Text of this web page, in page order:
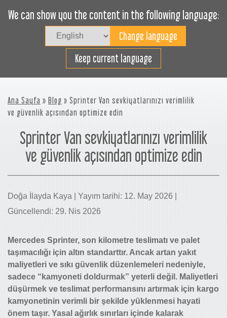
We can show you the content in the following language:
Keep current language
Verimli bir şekilde yükleyin
Ana Sayfa » Blog » Sprinter Van sevkiyatlarınızı verimlilik
ve güvenlik açısından optimize edin
Sprinter Van sevkiyatlarınızı verimlilik
ve güvenlik açısından optimize edin
Doğa İlayda Kaya | Yayım tarihi: 12. May 2026 |
Güncellendi: 29. Nis 2026
Mercedes Sprinter, son kilometre teslimatı ve palet
taşımacılığı için altın standarttır. Ancak artan yakıt
maliyetleri ve sıkı güvenlik düzenlemeleri nedeniyle,
sadece “kamyoneti doldurmak” yeterli değil. Maliyetleri
düşürmek ve teslimat performansını artırmak için kargo
kamyonetinin verimli bir şekilde yüklenmesi hayati
önem taşır. Yasal ağırlık sınırları içinde kalarak